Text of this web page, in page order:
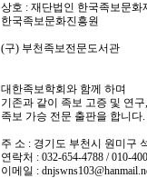
상호 : 재단법인 한국족보문화
한국족보문화진흥원
(구) 부천족보전문도서관
대한족보학회와 함께 하며
기존과 같이 족보 고증 및 연구,
족보 가승 전문 출판을 합니다.
주 소 : 경기도 부천시 원미구
연락처 : 032-654-4788 / 010-
이메일 :